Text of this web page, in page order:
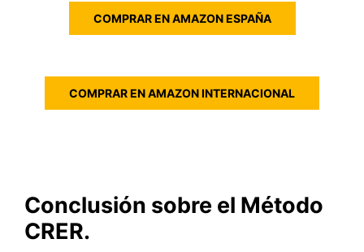
COMPRAR EN AMAZON ESPAÑA
COMPRAR EN AMAZON INTERNACIONAL
Conclusión sobre el Método
CRER.